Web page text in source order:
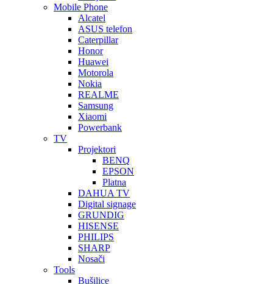
Mobile Phone
Alcatel
ASUS telefon
Caterpillar
Honor
Huawei
Motorola
Nokia
REALME
Samsung
Xiaomi
Powerbank
TV
Projektori
BENQ
EPSON
Platna
DAHUA TV
Digital signage
GRUNDIG
HISENSE
PHILIPS
SHARP
Nosači
Tools
Bušilice